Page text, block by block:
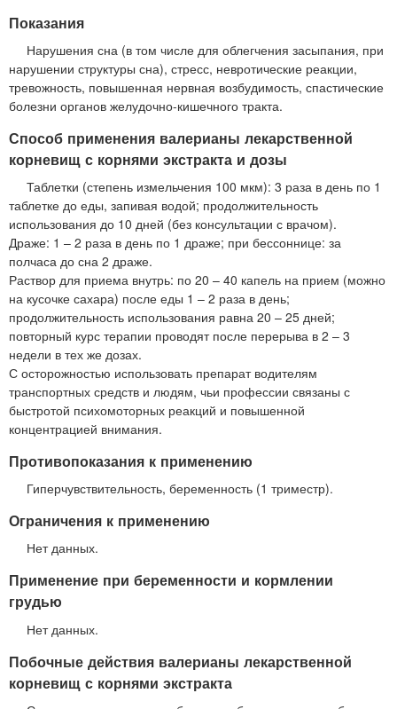
Показания
Нарушения сна (в том числе для облегчения засыпания, при
нарушении структуры сна), стресс, невротические реакции,
тревожность, повышенная нервная возбудимость, спастические
болезни органов желудочно-кишечного тракта.
Способ применения валерианы лекарственной
корневищ с корнями экстракта и дозы
Таблетки (степень измельчения 100 мкм): 3 раза в день по 1
таблетке до еды, запивая водой; продолжительность
использования до 10 дней (без консультации с врачом).
Драже: 1 – 2 раза в день по 1 драже; при бессоннице: за
полчаса до сна 2 драже.
Раствор для приема внутрь: по 20 – 40 капель на прием (можно
на кусочке сахара) после еды 1 – 2 раза в день;
продолжительность использования равна 20 – 25 дней;
повторный курс терапии проводят после перерыва в 2 – 3
недели в тех же дозах.
С осторожностью использовать препарат водителям
транспортных средств и людям, чьи профессии связаны с
быстротой психомоторных реакций и повышенной
концентрацией внимания.
Противопоказания к применению
Гиперчувствительность, беременность (1 триместр).
Ограничения к применению
Нет данных.
Применение при беременности и кормлении
грудью
Нет данных.
Побочные действия валерианы лекарственной
корневищ с корнями экстракта